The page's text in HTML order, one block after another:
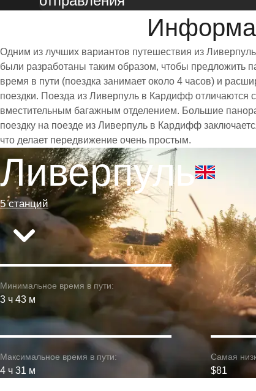
Одним из лучших вариантов путешествия из
были разработаны таким образом, чтобы предложить
время в пути (поездка занимает около 4 часов) и
поездки. Поезда из Ливерпуль в Кардифф
вместительным багажным отделением. Большие
поездку на поезде из Ливерпуль в Кардифф
что делает передвижение очень простым.
Ливерпуль
5 станций
Минимальное время в пути:
3 ч 43 м
Максимальное время в пути:
4 ч 31 м
Самая
$81